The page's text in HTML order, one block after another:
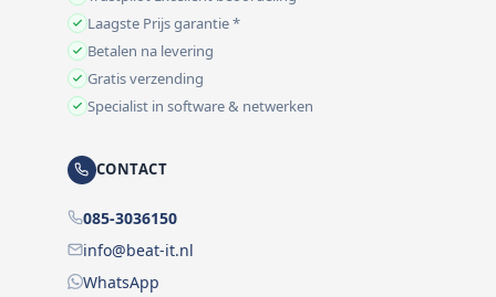
Laagste Prijs garantie *
Betalen na levering
Gratis verzending
Specialist in software & netwerken
CONTACT
085-3036150
info@beat-it.nl
WhatsApp